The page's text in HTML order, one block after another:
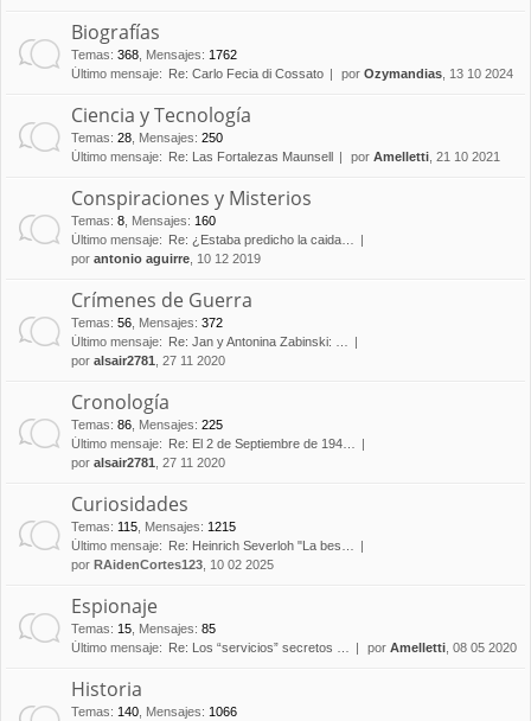
Biografías
Temas: 368 Mensajes: 1762
Último mensaje:
Re: Carlo Fecia di Cossato por Ozymandias , 13 10 2024
Ciencia y Tecnología
Temas: 28 Mensajes: 250
Último mensaje:
Re: Las Fortalezas Maunsell por Amelletti , 21 10 2021
Conspiraciones y Misterios
Temas: 8 Mensajes: 160
Último mensaje:
Re: ¿Estaba predicho la caida…
por antonio aguirre , 10 12 2019
Crímenes de Guerra
Temas: 56 Mensajes: 372
Último mensaje:
Re: Jan y Antonina Zabinski: …
por alsair2781 , 27 11 2020
Cronología
Temas: 86 Mensajes: 225
Último mensaje:
Re: El 2 de Septiembre de 194…
por alsair2781 , 27 11 2020
Curiosidades
Temas: 115 Mensajes: 1215
Último mensaje:
Re: Heinrich Severloh "La bes…
por RAidenCortes123 , 10 02 2025
Espionaje
Temas: 15 Mensajes: 85
Último mensaje:
Re: Los “servicios” secretos … por Amelletti , 08 05 2020
Historia
Temas: 140 Mensajes: 1066